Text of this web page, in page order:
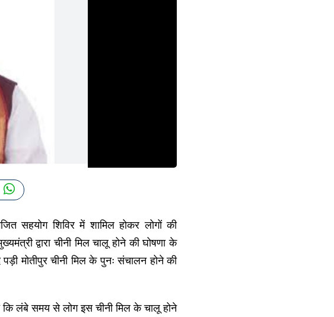
सहयोग शिविर में शामिल होकर लोगों की
द्वारा चीनी मिल चालू होने की घोषणा के
मोतीपुर चीनी मिल के पुनः संचालन होने की
लंबे समय से लोग इस चीनी मिल के चालू होने